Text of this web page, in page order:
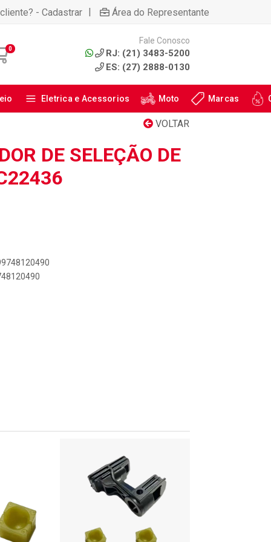
- Cadastrar | Área do Representante
0
Fale Conosco
RJ: (21) 3483-5200
ES: (27) 2888-0130
Eletrica e Acessorios Moto Marcas
VOLTAR
DE SELEÇÃO DE